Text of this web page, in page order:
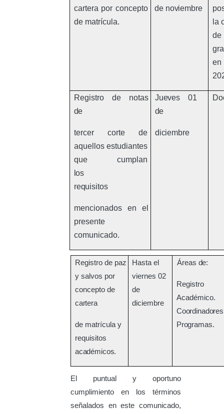
cartera por concepto
de matrícula.
de noviembre
la
de
en
Registro de notas
de
tercer corte de
aquellos estudiantes
que cumplan
los
requisitos
mencionados en el
presente
comunicado.
Jueves
01
de
diciembre
Registro de paz
y salvos por
concepto de
cartera
de matrícula y
requisitos
académicos.
Hasta el
viernes 02
de
diciembre
Áreas de:
Registro
Académico.
Coordinadores
Programas.
El puntual y oportuno
cumplimiento en los términos
señalados en este comunicado,